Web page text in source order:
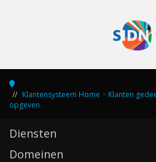
Klantensysteem Home > Klanten
opgeven
Diensten
Domeinen